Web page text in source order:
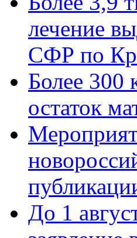
лечение
СФР по
Более 300
остаток
До 1